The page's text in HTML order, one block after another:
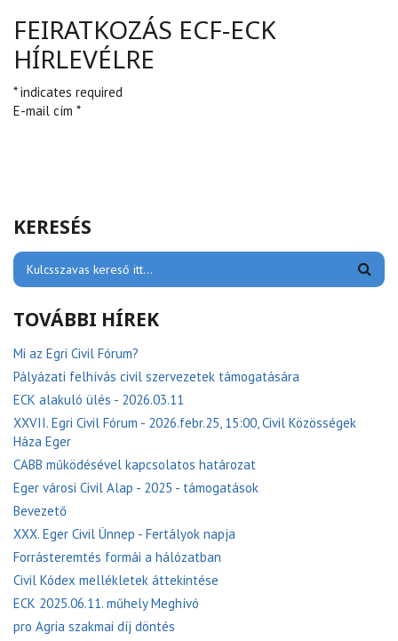
FEIRATKOZÁS ECF-ECK
HÍRLEVÉLRE
* indicates required
E-mail cím *
KERESÉS
TOVÁBBI HÍREK
Mi az Egri Civil Fórum?
Pályázati felhívás civil szervezetek támogatására
ECK alakuló ülés - 2026.03.11
XXVII. Egri Civil Fórum - 2026.febr.25, 15:00, Civil Közösségek
Háza Eger
CABB működésével kapcsolatos határozat
Eger városi Civil Alap - 2025 - támogatások
Bevezető
XXX. Eger Civil Ünnep - Fertályok napja
Forrásteremtés formái a hálózatban
Civil Kódex mellékletek áttekintése
ECK 2025.06.11. műhely Meghívó
pro Agria szakmai díj döntés